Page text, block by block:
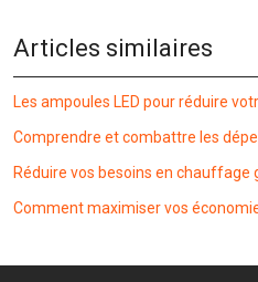
Articles similaires
Les ampoules LED pour réduire
Comprendre et combattre les
Réduire vos besoins en chauffage
Comment maximiser vos